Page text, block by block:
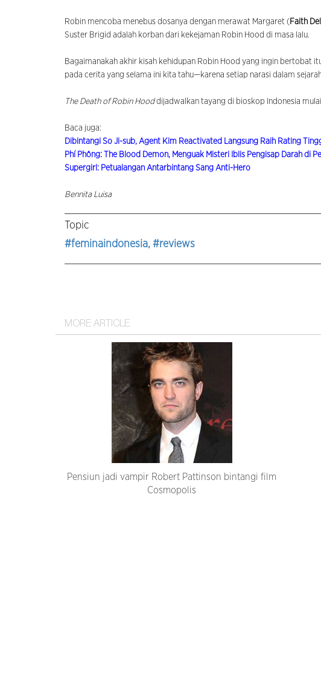
Robin mencoba menebus dosanya dengan merawat Margaret (Faith
Suster Brigid adalah korban dari kekejaman Robin Hood di masa lalu.
Bagaimanakah akhir kisah kehidupan Robin Hood yang ingin bertobat
pada cerita yang selama ini kita tahu—karena setiap narasi dalam
The Death of Robin Hooddijadwalkan tayang di bioskop Indonesia
Baca juga:
Dibintangi So Ji-sub, Agent Kim Reactivated Langsung Raih Rating
Phí Phông: The Blood Demon, Menguak Misteri Iblis Pengisap Darah di
Supergirl: Petualangan Antarbintang Sang Anti-Hero
Bennita Luisa
Topic
#feminaindonesia, #reviews
MORE ARTICLE
Pensiun jadi vampir Robert Pattinson bintangi film
Cosmopolis